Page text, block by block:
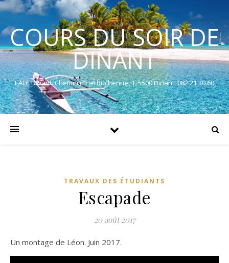
COURS DU SOIR DE
DINANT
EAFC Dinant. Chemin d'Herbuchenne, 1. 5500 Dinant. 082 21 30 60
TRAVAUX DES ÉTUDIANTS
Escapade
20 août 2017
Un montage de Léon. Juin 2017.